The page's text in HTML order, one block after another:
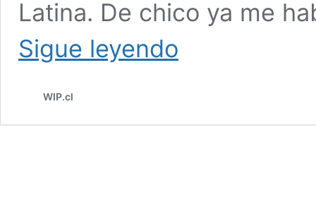
Latina. De chico ya me
Sigue leyendo
WIP.cl